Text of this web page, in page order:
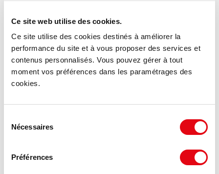
Ce site web utilise des cookies.
Ce site utilise des cookies destinés à améliorer la
performance du site et à vous proposer des services et
contenus personnalisés. Vous pouvez gérer à tout
moment vos préférences dans les paramétrages des
cookies.
Nécessaires
Préférences
rue porte chartraine, 41000 BLOIS
150 m²